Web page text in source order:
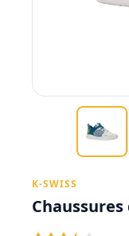
K-SWISS
Chaussures